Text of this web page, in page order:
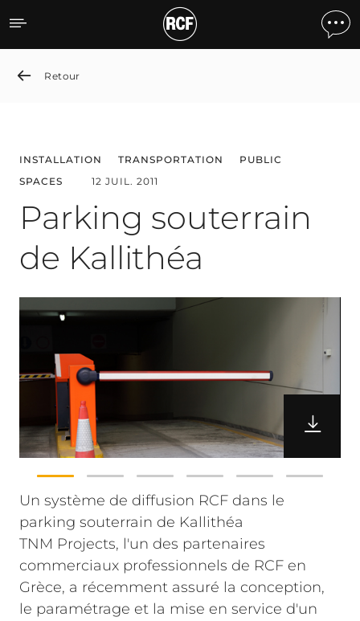
Parking souterrain de
Retour
INSTALLATION TRANSPORTATION
PUBLIC
SPACES
12 JUIL. 2011
Parking souterrain
de Kallithéa
Un système de diffusion RCF dans le
parking souterrain de Kallithéa
TNM Projects, l'un des partenaires
commerciaux professionnels de RCF en
Grèce, a récemment assuré la conception,
le paramétrage et la mise en service d'un